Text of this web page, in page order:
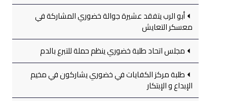
أبو الرب يتفقد عشيرة جوالة خضوري المشاركة في
معسكر التعايش
مجلس اتحاد طلبة خضوري ينظم حملة للتبرع بالدم
طلبة مركز الكفايات في خضوري يشاركون في مخيم
الإبداع و الإبتكار